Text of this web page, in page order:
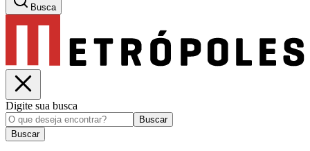
Busca
Digite sua busca
Buscar
Buscar